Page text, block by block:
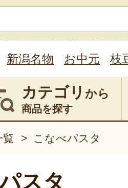
新潟名物 お中元 枝
カテゴリ から
商品を探す
覧 > こなべパスタ
スタ